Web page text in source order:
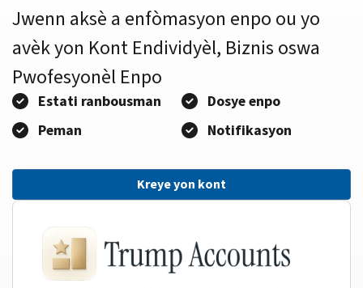
Jwenn aksè a enfòmasyon enpo ou yo
avèk yon Kont Endividyèl, Biznis oswa
Pwofesyonèl Enpo
Estati ranbousman
Dosye enpo
Peman
Notifikasyon
Kreye yon kont